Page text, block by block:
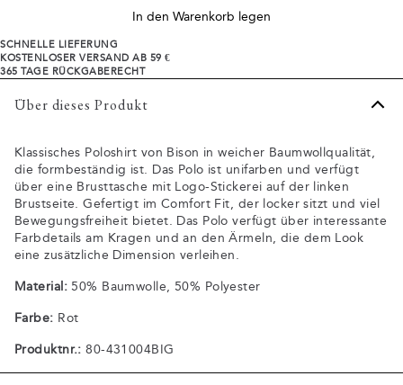
In den Warenkorb legen
SCHNELLE LIEFERUNG
KOSTENLOSER VERSAND AB 59 €
365 TAGE RÜCKGABERECHT
Über dieses Produkt
Klassisches Poloshirt von Bison in weicher Baumwollqualität,
die formbeständig ist. Das Polo ist unifarben und verfügt
über eine Brusttasche mit Logo-Stickerei auf der linken
Brustseite. Gefertigt im Comfort Fit, der locker sitzt und viel
Bewegungsfreiheit bietet. Das Polo verfügt über interessante
Farbdetails am Kragen und an den Ärmeln, die dem Look
eine zusätzliche Dimension verleihen.
Material:50% Baumwolle, 50% Polyester
Farbe: Rot
Produktnr.: 80-431004BIG